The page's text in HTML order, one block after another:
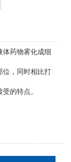
体药物雾化成细
位，同时相比打
的特点。